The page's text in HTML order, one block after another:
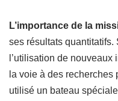
L’importance de la
ses résultats
l’utilisation de
la voie à des recherches
utilisé un bateau